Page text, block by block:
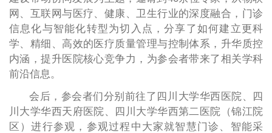
网、互联网与医疗、健康、卫生行业的深度融合，门诊
信息化与智能化转型为切入点，分享了如何建立更科
学、精细、高效的医疗质量管理与控制体系，升华质控
内涵，提升医院核心竞争力，为参会者带来了相关学科
前沿信息。
会后，参会者们分别前往了四川大学华西医院、四
川大学华西天府医院、四川大学华西第二医院（锦江院
区）进行参观，参观过程中大家就智慧门诊、智能采